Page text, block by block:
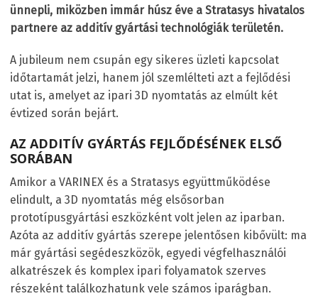
ünnepli, miközben immár húsz éve a Stratasys hivatalos
partnere az additív gyártási technológiák területén.
A jubileum nem csupán egy sikeres üzleti kapcsolat
időtartamát jelzi, hanem jól szemlélteti azt a fejlődési
utat is, amelyet az ipari 3D nyomtatás az elmúlt két
évtized során bejárt.
AZ ADDITÍV GYÁRTÁS FEJLŐDÉSÉNEK ELSŐ
SORÁBAN
Amikor a VARINEX és a Stratasys együttműködése
elindult, a 3D nyomtatás még elsősorban
prototípusgyártási eszközként volt jelen az iparban.
Azóta az additív gyártás szerepe jelentősen kibővült: ma
már gyártási segédeszközök, egyedi végfelhasználói
alkatrészek és komplex ipari folyamatok szerves
részeként találkozhatunk vele számos iparágban.